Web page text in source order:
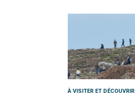
À VISITER ET DÉCOUVRIR